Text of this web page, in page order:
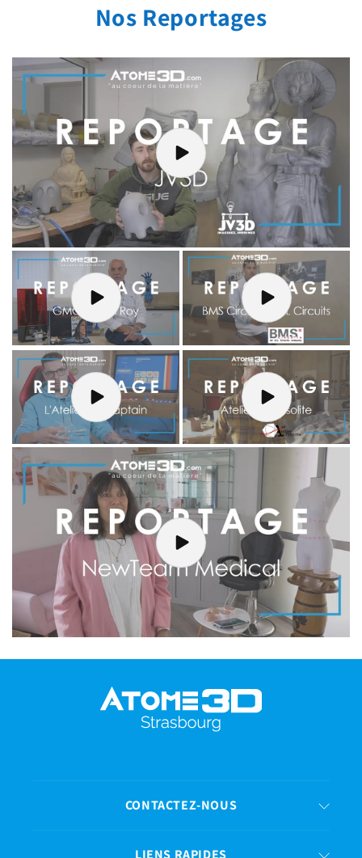
Nos Reportages
CONTACTEZ-NOUS
LIENS RAPIDES